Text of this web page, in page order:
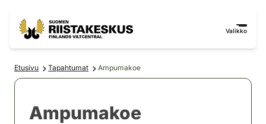
Valikko
Etusivu Tapahtumat Ampumakoe
Ampumakoe